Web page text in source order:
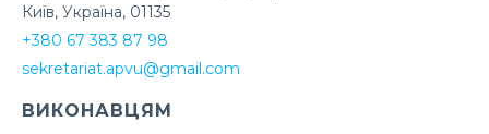
Київ, Україна, 01135
+380 67 383 87 98
sekretariat.apvu@gmail.com
ВИКОНАВЦЯМ